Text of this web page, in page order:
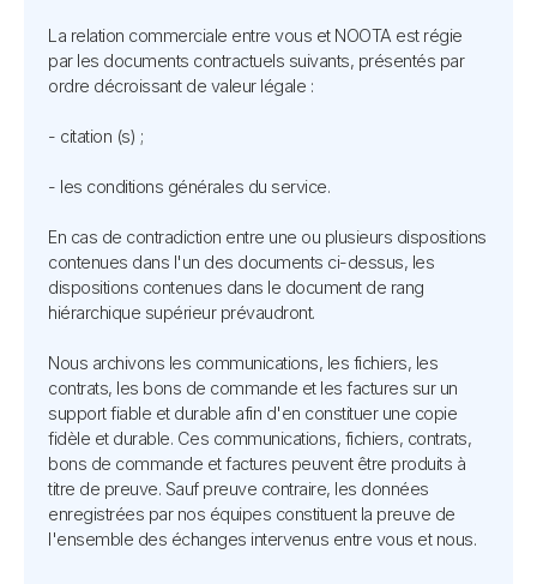
La relation commerciale entre vous et NOOTA est régie
par les documents contractuels suivants, présentés par
ordre décroissant de valeur légale :
- citation (s) ;
- les conditions générales du service.
En cas de contradiction entre une ou plusieurs dispositions
contenues dans l'un des documents ci-dessus, les
dispositions contenues dans le document de rang
hiérarchique supérieur prévaudront.
Nous archivons les communications, les fichiers, les
contrats, les bons de commande et les factures sur un
support fiable et durable afin d'en constituer une copie
fidèle et durable. Ces communications, fichiers, contrats,
bons de commande et factures peuvent être produits à
titre de preuve. Sauf preuve contraire, les données
enregistrées par nos équipes constituent la preuve de
l'ensemble des échanges intervenus entre vous et nous.